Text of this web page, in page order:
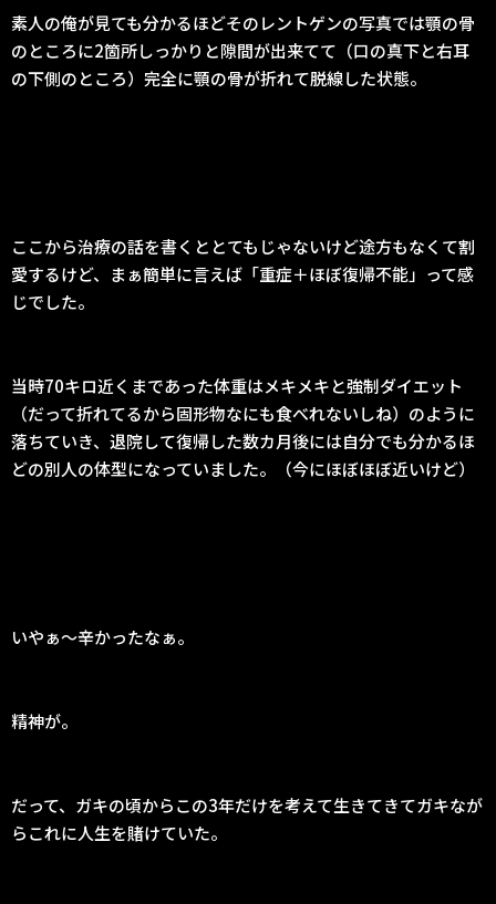
素人の俺が見ても分かるほどそのレントゲンの写真では顎の骨
のところに2箇所しっかりと隙間が出来てて（口の真下と右耳
の下側のところ）完全に顎の骨が折れて脱線した状態。
ここから治療の話を書くととてもじゃないけど途方もなくて割
愛するけど、まぁ簡単に言えば「重症＋ほぼ復帰不能」って感
じでした。
当時70キロ近くまであった体重はメキメキと強制ダイエット
（だって折れてるから固形物なにも食べれないしね）のように
落ちていき、退院して復帰した数カ月後には自分でも分かるほ
どの別人の体型になっていました。（今にほぼほぼ近いけど）
いやぁ〜辛かったなぁ。
精神が。
だって、ガキの頃からこの3年だけを考えて生きてきてガキなが
らこれに人生を賭けていた。